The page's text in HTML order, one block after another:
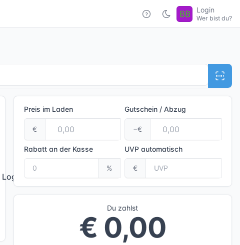
Login
Wer bist du?
Preis im Laden
€
Gutschein / Abzug
−€
Rabatt an der Kasse
%
UVPautomatisch
€
Du zahlst
€ 0,00